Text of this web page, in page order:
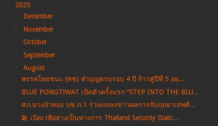
2025
December
November
October
September
August
พรรคไทยชนะ (ทช) ทำบุญครบรอบ 4 ปี ก้าวสู่ปีที่ 5 อย...
BLUE PONGTIWAT เปิดตัวครั้งแรก “STEP INTO THE BLU...
สภ.บางบัวทอง บช.ภ.1 ร่วมแถลงข่าวผลการจับกุมยาเสพติ...
🎤 เปิดเวทีอย่างเป็นทางการ Thailand Security Dialo...